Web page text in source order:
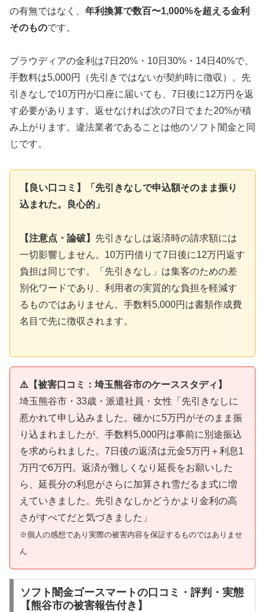
の有無ではなく、 年利換算で数百〜1,000%を超える金利
そのものです。
プラウディアの金利は7日20%・10日30%・14日40%で、
手数料は5,000円（先引きではないが契約時に徴収）。先
引きなしで10万円が口座に届いても、7日後に12万円を返
す必要があります。返せなければ次の7日でまた20%が積
み上がります。違法業者であることは他のソフト闇金と同
じです。
【良い口コミ】「先引きなしで申込額そのまま振り
込まれた。良心的」
【注意点・論破】 先引きなしは返済時の請求額には
一切影響しません。10万円借りて7日後に12万円返す
負担は同じです。「先引きなし」は集客のための差
別化ワードであり、利用者の実質的な負担を軽減す
るものではありません。手数料5,000円は書類作成費
名目で先に徴収されます。
⚠️【被害口コミ：埼玉熊谷市のケーススタディ】
埼玉熊谷市・33歳・派遣社員・女性「先引きなしに
惹かれて申し込みました。確かに5万円がそのまま振
り込まれましたが、手数料5,000円は事前に別途振込
を求められました。7日後の返済は元金5万円＋利息1
万円で6万円。返済が難しくなり延長をお願いした
ら、延長分の利息がさらに加算され雪だるま式に増
えていきました。先引きなしかどうかより金利の高
さがすべてだと気づきました」
※個人の感想であり実際の被害内容を保証するものではありませ
ん
ソフト闇金ゴースマートの口コミ・評判・実態
【熊谷市の被害報告付き】